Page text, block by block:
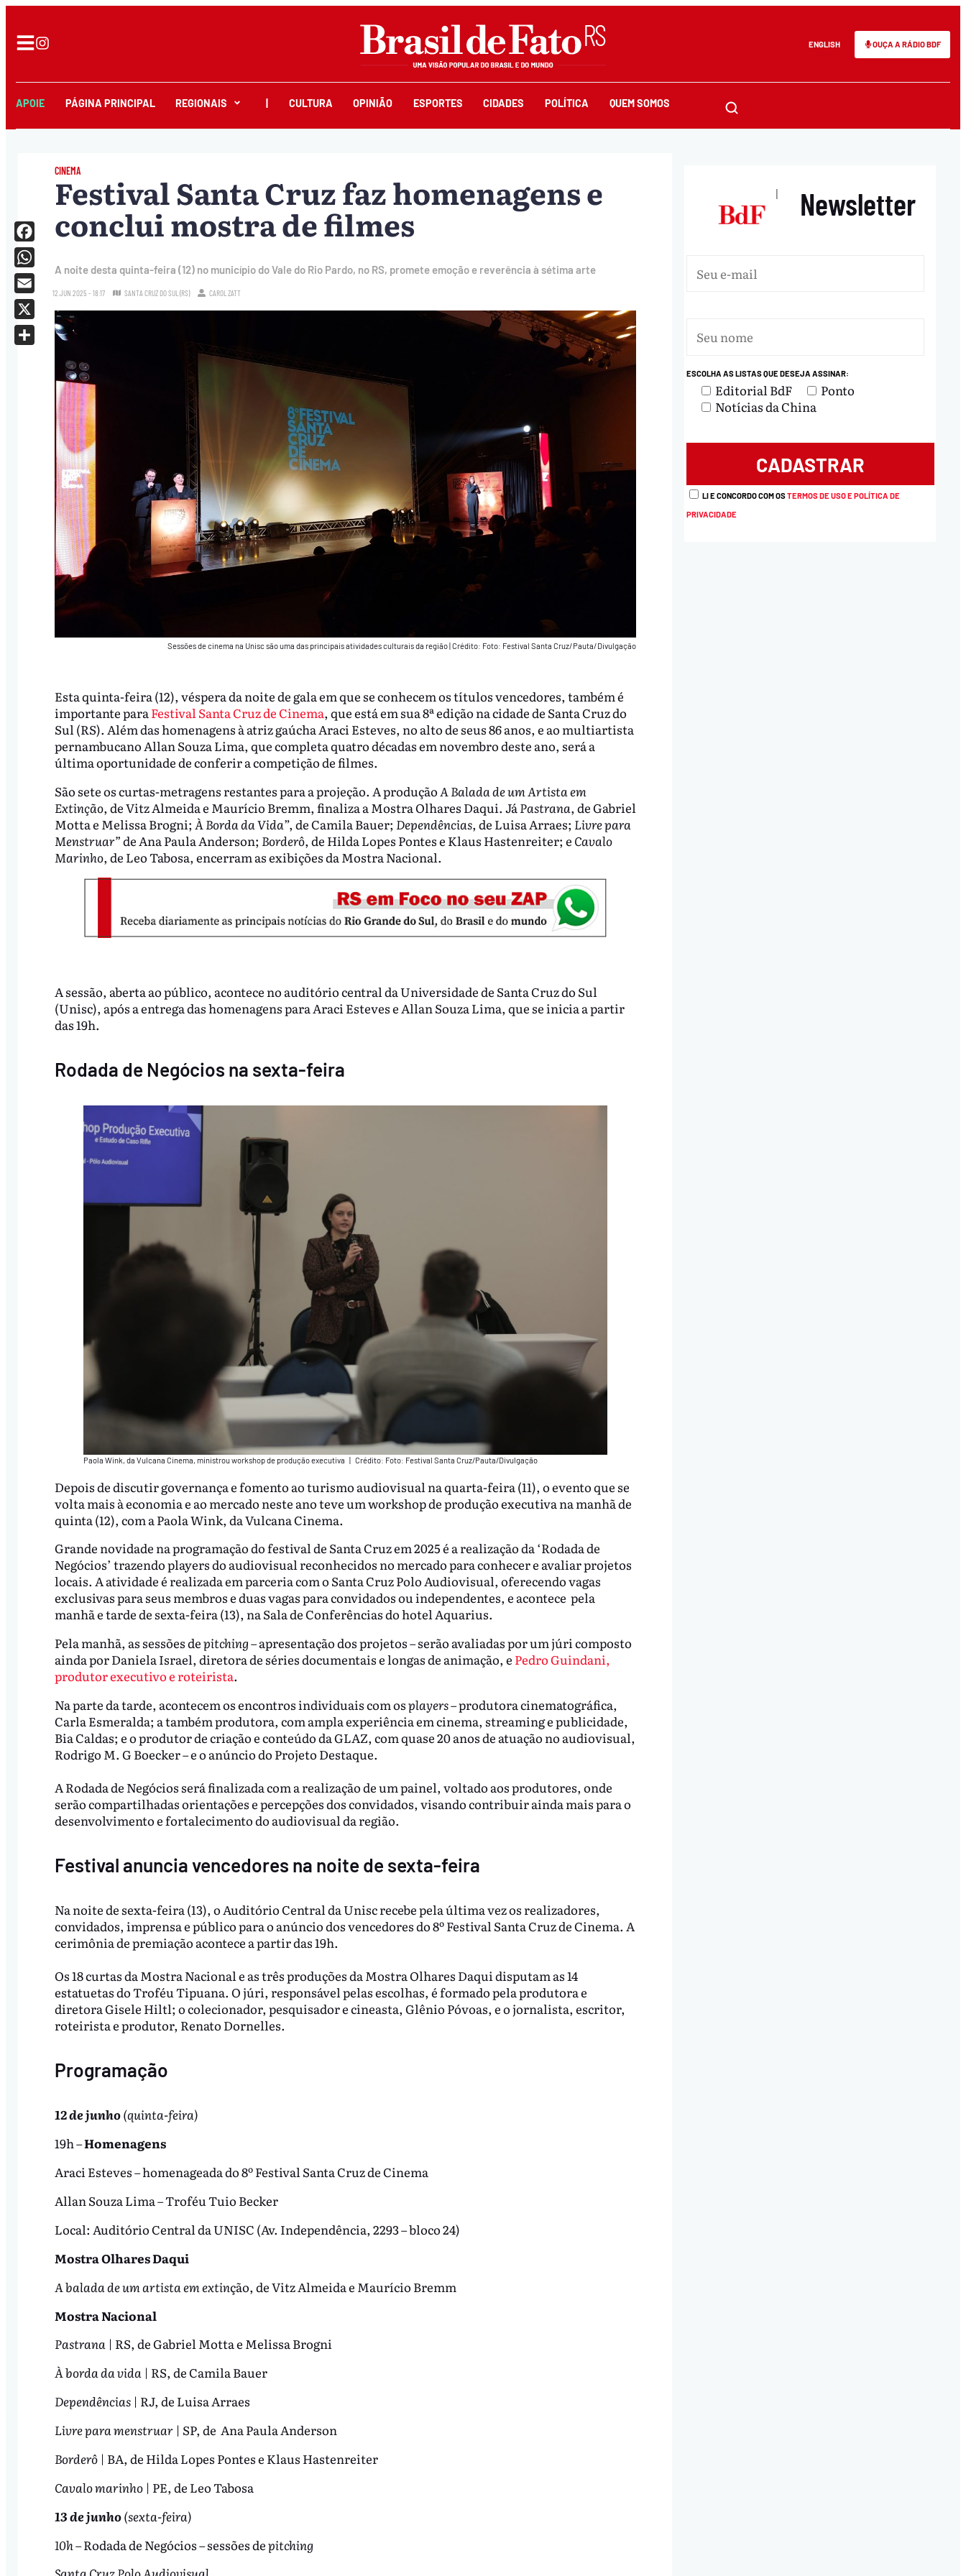
ENGLISH OUÇA A RÁDIO BDF
APOIE PÁGINA PRINCIPAL REGIONAIS CULTURA OPINIÃO ESPORTES CIDADES POLÍTICA QUEM SOMOS
CINEMA
Festival Santa Cruz faz homenagens e
conclui mostra de filmes
A noite desta quinta-feira (12) no município do Vale do Rio Pardo, no RS, promete emoção e reverência à sétima arte
12.JUN.2025 - 18:17 SANTA CRUZ DO SUL (RS) CAROL ZATT
Sessões de cinema na Unisc são uma das principais atividades culturais da região|Crédito: Foto: Festival Santa Cruz/Pauta/Divulgação
Esta quinta-feira (12), véspera da noite de gala em que se conhecem os títulos vencedores, também é
importante paraFestival Santa Cruz de Cinema, que está em sua 8ª edição na cidade de Santa Cruz do
Sul (RS). Além das homenagens à atriz gaúcha Araci Esteves, no alto de seus 86 anos, e ao multiartista
pernambucano Allan Souza Lima, que completa quatro décadas em novembro deste ano, será a
última oportunidade de conferir a competição de filmes.
São sete os curtas-metragens restantes para a projeção. A produçãoA Balada de um Artista em
Extinção, de Vitz Almeida e Maurício Bremm, finaliza a Mostra Olhares Daqui. JáPastrana, de Gabriel
Motta e Melissa Brogni; À Borda da Vida”, de Camila Bauer; Dependências, de Luisa Arraes; Livre para
Menstruar”de Ana Paula Anderson; Borderô, de Hilda Lopes Pontes e Klaus Hastenreiter; e Cavalo
Marinho, de Leo Tabosa, encerram as exibições da Mostra Nacional.
A sessão, aberta ao público, acontece no auditório central da Universidade de Santa Cruz do Sul
(Unisc), após a entrega das homenagens para Araci Esteves e Allan Souza Lima, que se inicia a partir
das 19h.
Rodada de Negócios na sexta-feira
Paola Wink, da Vulcana Cinema, ministrou workshop de produção executiva | Crédito: Foto: Festival Santa Cruz/Pauta/Divulgação
Depois de discutir governança e fomento ao turismo audiovisual na quarta-feira (11), o evento que se
volta mais à economia e ao mercado neste ano teve um workshop de produção executiva na manhã de
quinta (12), com a Paola Wink, da Vulcana Cinema.
Grande novidade na programação do festival de Santa Cruz em 2025 é a realização da ‘Rodada de
Negócios’ trazendo players do audiovisual reconhecidos no mercado para conhecer e avaliar projetos
locais. A atividade é realizada em parceria com o Santa Cruz Polo Audiovisual, oferecendo vagas
exclusivas para seus membros e duas vagas para convidados ou independentes, e acontece pela
manhã e tarde de sexta-feira (13), na Sala de Conferências do hotel Aquarius.
Pela manhã, as sessões depitching– apresentação dos projetos – serão avaliadas por um júri composto
ainda por Daniela Israel, diretora de séries documentais e longas de animação, e Pedro Guindani,
produtor executivo e roteirista.
Na parte da tarde, acontecem os encontros individuais com osplayers– produtora cinematográfica,
Carla Esmeralda; a também produtora, com ampla experiência em cinema, streaming e publicidade,
Bia Caldas; e o produtor de criação e conteúdo da GLAZ, com quase 20 anos de atuação no audiovisual,
Rodrigo M. G Boecker – e o anúncio do Projeto Destaque.
A Rodada de Negócios será finalizada com a realização de um painel, voltado aos produtores, onde
serão compartilhadas orientações e percepções dos convidados, visando contribuir ainda mais para o
desenvolvimento e fortalecimento do audiovisual da região.
Festival anuncia vencedores na noite de sexta-feira
Na noite de sexta-feira (13), o Auditório Central da Unisc recebe pela última vez os realizadores,
convidados, imprensa e público para o anúncio dos vencedores do 8º Festival Santa Cruz de Cinema. A
cerimônia de premiação acontece a partir das 19h.
Os 18 curtas da Mostra Nacional e as três produções da Mostra Olhares Daqui disputam as 14
estatuetas do Troféu Tipuana. O júri, responsável pelas escolhas, é formado pela produtora e
diretora Gisele Hiltl; o colecionador, pesquisador e cineasta, Glênio Póvoas, e o jornalista, escritor,
roteirista e produtor, Renato Dornelles.
Programação
12 de junho(quinta-feira)
19h –Homenagens
Araci Esteves – homenageada do 8º Festival Santa Cruz de Cinema
Allan Souza Lima – Troféu Tuio Becker
Local: Auditório Central da UNISC (Av. Independência, 2293 – bloco 24)
Mostra Olhares Daqui
A balada de um artista em extinção, de Vitz Almeida e Maurício Bremm
Mostra Nacional
Pastrana | RS, de Gabriel Motta e Melissa Brogni
À borda da vida | RS, de Camila Bauer
Dependências | RJ, de Luisa Arraes
Livre para menstruar | SP, de Ana Paula Anderson
Borderô | BA, de Hilda Lopes Pontes e Klaus Hastenreiter
Cavalo marinho | PE, de Leo Tabosa
13 de junho(sexta-feira)
10h– Rodada de Negócios – sessões depitching
Facebook
WhatsApp
Email
X
| Newsletter
ESCOLHA AS LISTAS QUE DESEJA ASSINAR:
Editorial BdF
Ponto
Notícias da China
LI E CONCORDO COM OSTERMOS DE USO E POLÍTICA DE
PRIVACIDADE